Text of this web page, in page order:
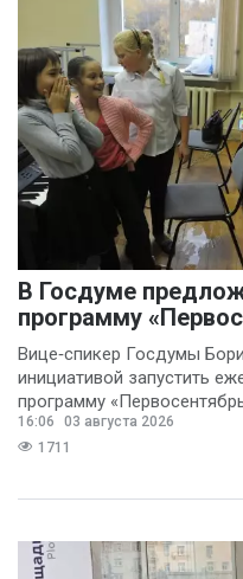
В Госдуме
программу
Вице‑спикер Госдумы
инициативой запустить
программу
предполагает
16:06
03 августа 2026
1711